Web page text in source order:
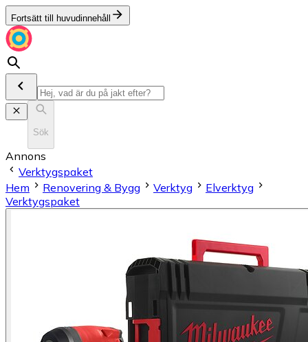
Fortsätt till huvudinnehåll
Sök
Annons
Verktygspaket
Hem
Renovering & Bygg Verktyg
Elverktyg
Verktygspaket